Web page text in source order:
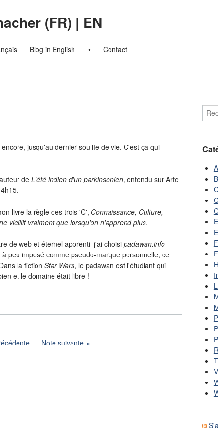
(FR) | EN
Blog in English • Contact
jusqu'au dernier souffle de vie. C'est ça qui
de L'été indien d'un parkinsonien, entendu sur Arte
livre la règle des trois 'C', Connaissance, Culture,
vieillit vraiment que lorsqu'on n'apprend plus.
de web et éternel apprenti, j'ai choisi padawan.info
peu imposé comme pseudo-marque personnelle, ce
la fiction Star Wars, le padawan est l'étudiant qui
et le domaine était libre !
Note suivante